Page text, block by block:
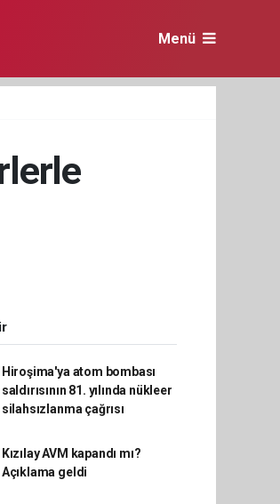
Menü
Hiroşima'ya atom bombası
saldırısının 81. yılında nükleer
silahsızlanma çağrısı
Kızılay AVM kapandı mı?
Açıklama geldi